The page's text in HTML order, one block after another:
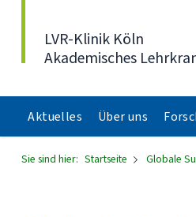
LVR-Klinik Köln
Akademisches
Aktuelles Über uns
Sie sind hier: Startseite Globale